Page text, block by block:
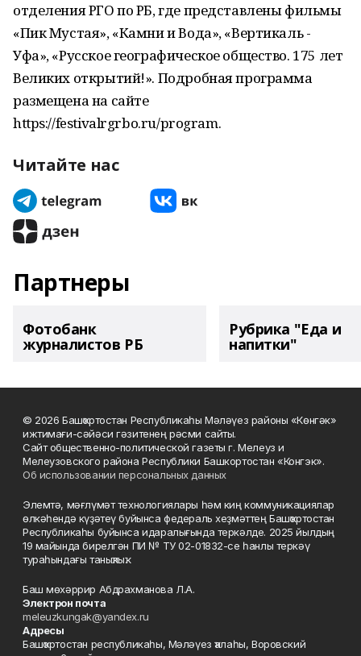
отделения РГО по РБ, где представлены фильмы
«Пик Мустая», «Камни и Вода», «Вертикаль -
Уфа», «Русское географическое общество. 175 лет
Великих открытий!». Подробная программа
размещена на сайте
https://festivalrgrbo.ru/program.
Читайте нас
Партнеры
Фотобанк
журналистов РБ
Рубрика "Еда и
напитки"
© 2026 Башҡортостан Республикаһы Мәләүез районы «Көнгәк»
ижтимағи-сәйәси гәзитенең рәсми сайты.
Сайт общественно-политической газеты г. Мелеуз и
Мелеузовского района Республики Башкортостан «Конгэк».
Об использовании персональных данных
Элемтә, мәғлүмәт технологиялары һәм киң коммуникациялар
өлкәһендә күҙәтеү буйынса федераль хеҙмәттең Башҡортостан
Республикаһы буйынса идаралығында теркәлде. 2025 йылдың
19 майында бирелгән ПИ № ТУ 02-01832-се һанлы теркәү
тураһындағы таныҡлыҡ.
Баш мөхәррир Абдрахманова Л.А.
Электрон почта
meleuzkungak@yandex.ru
Адресы
Башҡортостан республикаһы, Мәләүез ҡалаһы, Воровский